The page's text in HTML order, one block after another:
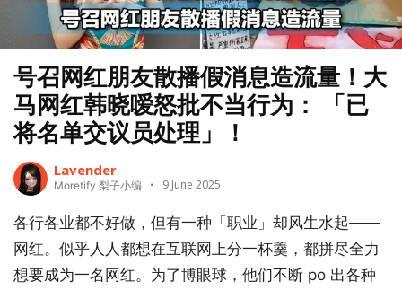
号召网红朋友散播假消息造流量！大
马网红韩晓嗳怒批不当行为： 「已
将名单交议员处理」！
Lavender
Moretify 梨子小编 9 June 2025
各行各业都不好做，但有一种「职业」却风生水起——
网红。似乎人人都想在互联网上分一杯羹，都拼尽全力
想要成为一名网红。为了博眼球，他们不断 po 出各种